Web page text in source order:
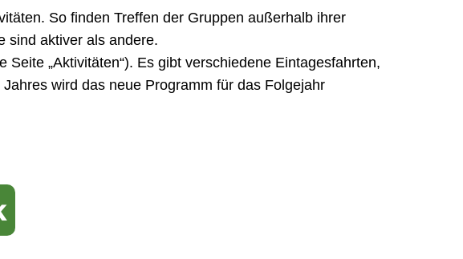
So finden Treffen der Gruppen außerhalb ihrer
sind aktiver als andere.
„Aktivitäten“). Es gibt verschiedene Eintagesfahrten,
wird das neue Programm für das Folgejahr